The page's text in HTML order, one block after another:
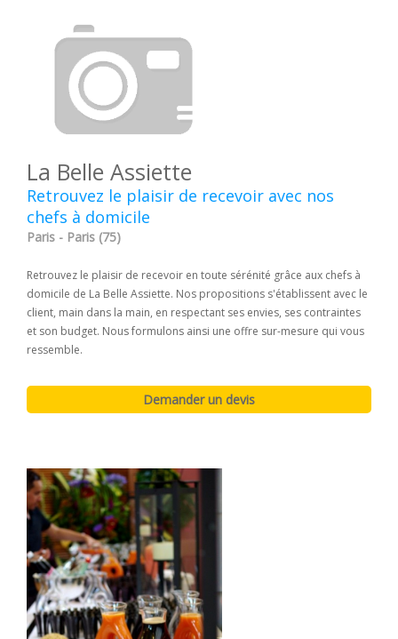
La Belle Assiette
Retrouvez le plaisir de recevoir avec nos
chefs à domicile
Paris - Paris (75)
Retrouvez le plaisir de recevoir en toute sérénité grâce aux chefs à
domicile de La Belle Assiette. Nos propositions s'établissent avec le
client, main dans la main, en respectant ses envies, ses contraintes
et son budget. Nous formulons ainsi une offre sur-mesure qui vous
ressemble.